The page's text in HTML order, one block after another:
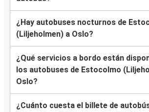
¿Hay autobuses nocturnos de
(Liljeholmen) a Oslo?
¿Qué servicios a bordo están
los autobuses de Estocolmo
Oslo?
¿Cuánto cuesta el billete de